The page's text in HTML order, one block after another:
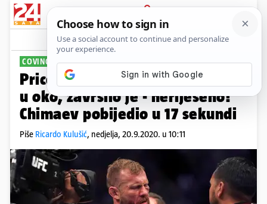
PRIJAVA
Sport Komentari
COVINGTON SVLADAO WOODLEYJA
Price je Cerroneu dao dva prsta
u oko, završilo je - neriješeno!
Chimaev pobijedio u 17 sekundi
Piše Ricardo Kulušić, nedjelja, 20.9.2020. u 10:11